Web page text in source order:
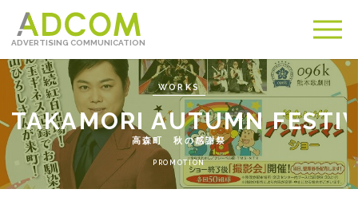
ADVERTISING COMMUNICATION
ニュ
WORKS
高森町 秋の感謝祭
PROMOTION